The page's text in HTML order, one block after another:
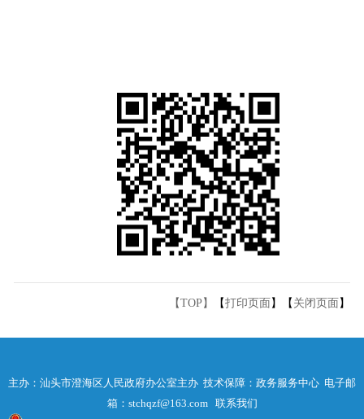
【TOP】 【打印页面 】【 关闭页面 】
主办：汕头市澄海区人民政府办公室主办 技术保障：政务服务中心 电子邮
箱：stchqzf@163.com 联系我们